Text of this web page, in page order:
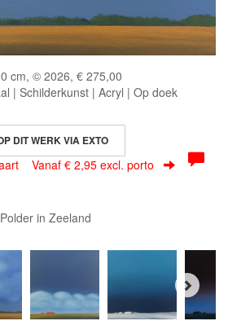
cm, © 2026, € 275,00
| Schilderkunst | Acryl | Op doek
DIT WERK VIA EXTO
Vanaf € 2,95 excl. porto
Polder in Zeeland